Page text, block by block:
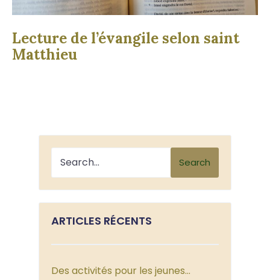
Lecture de l’évangile selon saint
Matthieu
Search
ARTICLES RÉCENTS
Des activités pour les jeunes…